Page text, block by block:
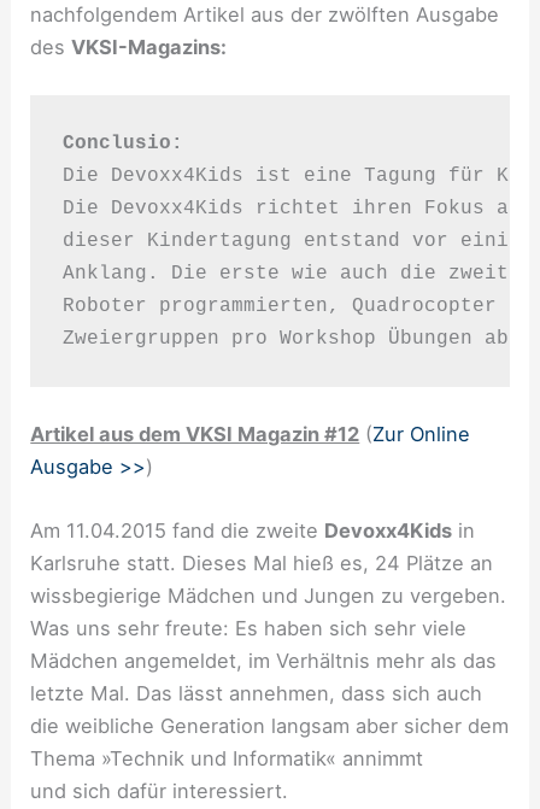
nachfolgendem Artikel aus der zwölften Ausgabe
desVKSI-Magazins:
Conclusio:
Die Devoxx4Kids ist eine Tagung für
Die Devoxx4Kids richtet ihren Fokus
dieser Kindertagung entstand vor
Anklang. Die erste wie auch die zweite
Roboter programmierten,
Zweiergruppen pro Workshop Übungen
Artikel aus dem VKSI Magazin #12 (Zur Online
Ausgabe >>)
Am 11.04.2015 fand die zweite Devoxx4Kids in
Karlsruhe statt. Dieses Mal hieß es, 24 Plätze an
wissbegierige Mädchen und Jungen zu vergeben.
Was uns sehr freute: Es haben sich sehr viele
Mädchen angemeldet, im Verhältnis mehr als das
letzte Mal. Das lässt annehmen, dass sich auch
die weibliche Generation langsam aber sicher dem
Thema »Technik und Informatik« annimmt
und sich dafür interessiert.